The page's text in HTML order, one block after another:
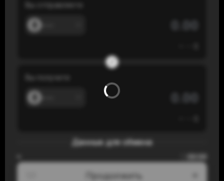
Вы отправляете
Данные для обмена
Продолжить